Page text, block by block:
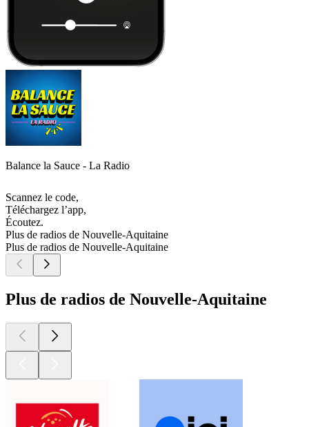
Balance la Sauce - La Radio
Scannez le code,
Téléchargez l’app,
Écoutez.
Plus de radios de Nouvelle-Aquitaine
Plus de radios de Nouvelle-Aquitaine
Plus de radios de Nouvelle-Aquitaine